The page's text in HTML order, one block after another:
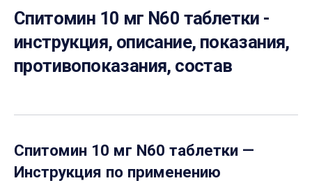
Спитомин 10 мг N60 таблетки -
инструкция, описание, показания,
противопоказания, состав
Спитомин 10 мг N60 таблетки —
Инструкция по применению